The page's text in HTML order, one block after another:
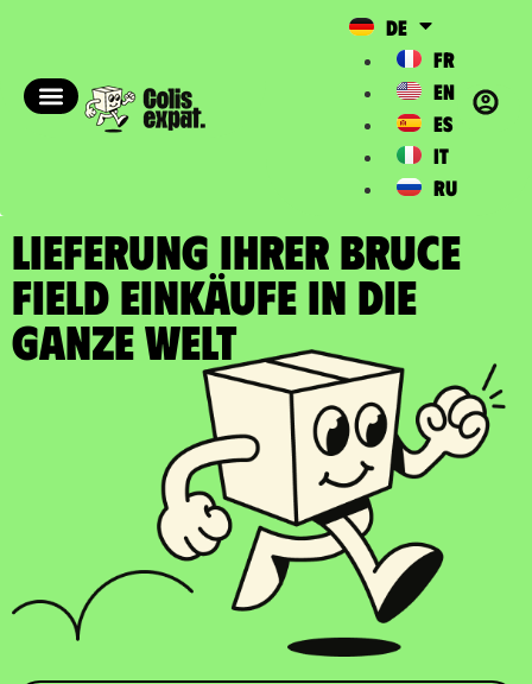
DE
FR
EN
ES
IT
RU
LIEFERUNG IHRER BRUCE
FIELD EINKÄUFE In die
ganze Welt